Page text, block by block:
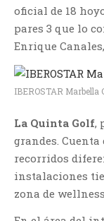
oficial de 18
pares 3 que lo
Enrique
IBEROSTAR Marbella
La Quinta Golf,
grandes.
recorridos
instalaciones
zona de